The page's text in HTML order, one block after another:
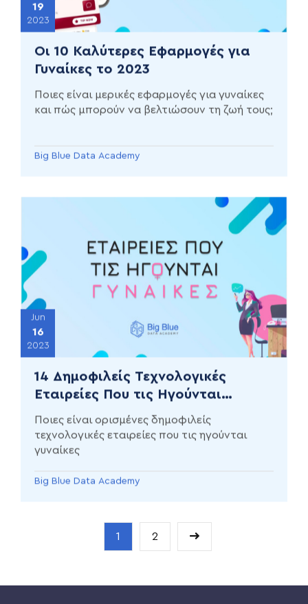
19
2023
Οι 10 Καλύτερες Εφαρμογές για
Γυναίκες το 2023
Ποιες είναι μερικές εφαρμογές για γυναίκες
και πώς μπορούν να βελτιώσουν τη ζωή τους;
Big Blue Data Academy
Jun
16
2023
14 Δημοφιλείς Τεχνολογικές
Εταιρείες Που τις Ηγούνται
Γυναίκες
Ποιες είναι ορισμένες δημοφιλείς
τεχνολογικές εταιρείες που τις ηγούνται
γυναίκες
Big Blue Data Academy
1 2